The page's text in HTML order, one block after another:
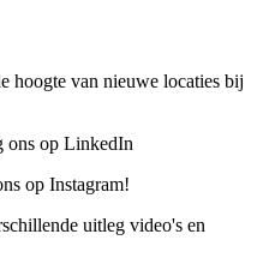
hoogte van nieuwe locaties bij
ons op LinkedIn
op Instagram!
uitleg video's en